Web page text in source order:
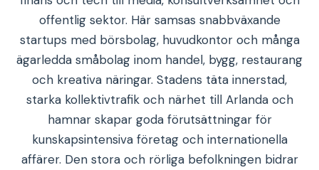
offentlig sektor. Här samsas snabbväxande
startups med börsbolag, huvudkontor och många
ägarledda småbolag inom handel, bygg, restaurang
och kreativa näringar. Stadens täta innerstad,
starka kollektivtrafik och närhet till Arlanda och
hamnar skapar goda förutsättningar för
kunskapsintensiva företag och internationella
affärer. Den stora och rörliga befolkningen bidrar